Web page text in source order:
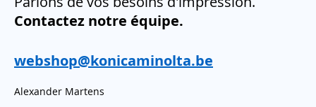
Contactez notre équipe.
webshop@konicaminolta.be
Alexander Martens